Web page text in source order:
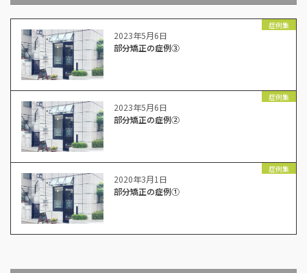
2023年5月6日
症例集
部分矯正の症例③
2023年5月6日
症例集
部分矯正の症例②
2020年3月1日
症例集
部分矯正の症例①